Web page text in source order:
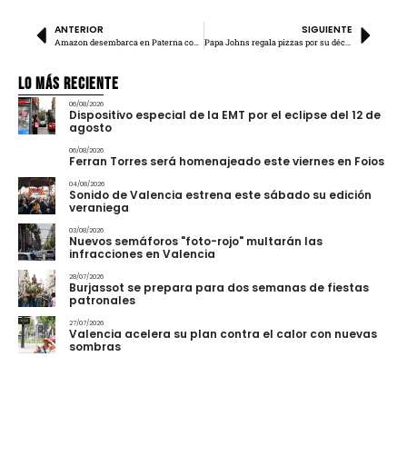
ANTERIOR SIGUIENTE
Papa Johns regala pizzas por su décimo aniversario
Lo más Reciente
06/08/2026
Dispositivo especial de la EMT por el eclipse del 12 de
agosto
06/08/2026
Ferran Torres será homenajeado este viernes en Foios
04/08/2026
Sonido de Valencia estrena este sábado su edición
veraniega
03/08/2026
Nuevos semáforos "foto-rojo" multarán las
infracciones en Valencia
28/07/2026
Burjassot se prepara para dos semanas de fiestas
patronales
27/07/2026
Valencia acelera su plan contra el calor con nuevas
sombras